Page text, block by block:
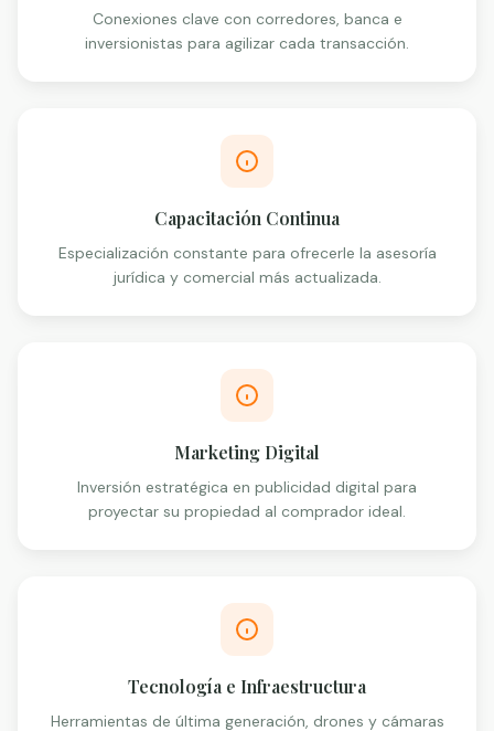
Conexiones clave con corredores, banca e
inversionistas para agilizar cada transacción.
Capacitación Continua
Especialización constante para ofrecerle la asesoría
jurídica y comercial más actualizada.
Marketing Digital
Inversión estratégica en publicidad digital para
proyectar su propiedad al comprador ideal.
Tecnología e Infraestructura
Herramientas de última generación, drones y cámaras